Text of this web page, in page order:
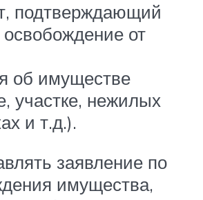
подтверждающий
от
об имуществе
участке, нежилых
и т.д.).
заявление по
имущества,